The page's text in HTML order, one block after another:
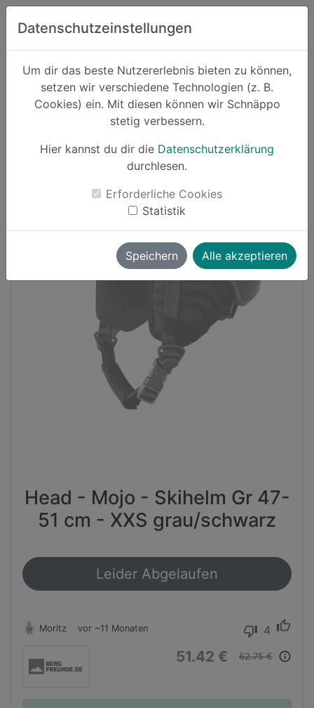
Zum Hauptinhalt springen
Datenschutzeinstellungen
Um dir das beste Nutzererlebnis bieten zu können,
setzen wir verschiedene Technologien (z. B.
Cookies) ein. Mit diesen können wir Schnäppo
stetig verbessern.
Hier kannst du dir die Datenschutzerklärung
durchlesen.
Erforderliche Cookies
Statistik
Speichern Alle akzeptieren
Suchen
Schnäppchen Sport und Freizeit
Cashback
Head - Mojo - Skihelm Gr 47-
51 cm - XXS grau/schwarz
Leider Abgelaufen
Moritz vor ~11 Monaten thumb_down 4 thumb_up
51.42 € 62.75 € info_outline